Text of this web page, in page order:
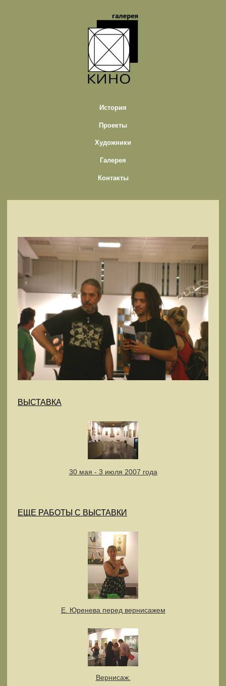
История
Проекты
Художники
Галерея
Контакты
ВЫСТАВКА
30 мая - 3 июля 2007 года
ЕЩЕ РАБОТЫ С ВЫСТАВКИ
Е. Юренева перед вернисажем
Вернисаж.